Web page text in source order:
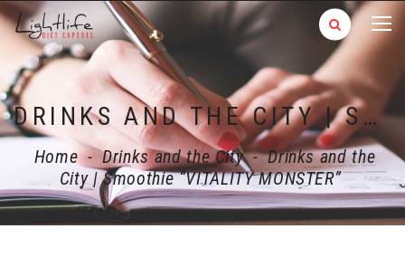
DRINKS AND THE CITY | SMOOTHIE “VITALITY MONSTER”
Home - Drinks and the City - Drinks and the
City | Smoothie “VITALITY MONSTER”